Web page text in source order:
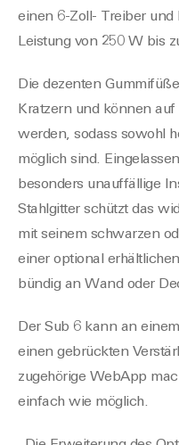
einen 6-Zoll- Treiber und
Leistung von 250 W bis
Die dezenten
Kratzern und können
werden, sodass sowohl
möglich sind.
besonders unauffällige
Stahlgitter schützt das
mit seinem schwarzen
einer optional
bündig an Wand oder
Der Sub 6 kann an
einen gebrückten
zugehörige WebApp
einfach wie möglich.